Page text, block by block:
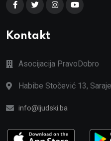
Kontakt
Asocijacija PravoDobro
Habibe Stočević 13,
info@ljudski.ba